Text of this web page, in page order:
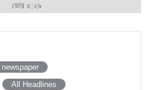
ভোর ৫:২৯
All Headlines